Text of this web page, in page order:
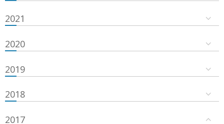
2021
2020
2019
2018
2017